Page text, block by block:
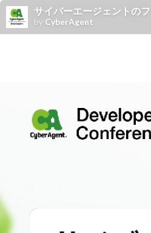
サイバーエージェントの
by CyberAgent